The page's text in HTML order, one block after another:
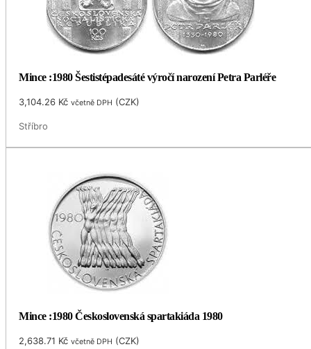
Mince :1980 Šestistépadesáté výročí narození Petra Parléře
3,104.26 Kč včetně DPH (CZK)
Stříbro
Mince :1980 Československá spartakiáda 1980
2,638.71 Kč včetně DPH (CZK)